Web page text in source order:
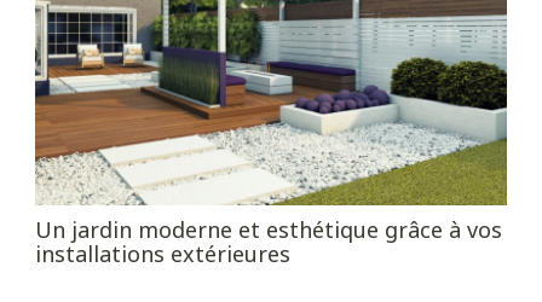
Un jardin moderne et esthétique grâce à vos
installations extérieures